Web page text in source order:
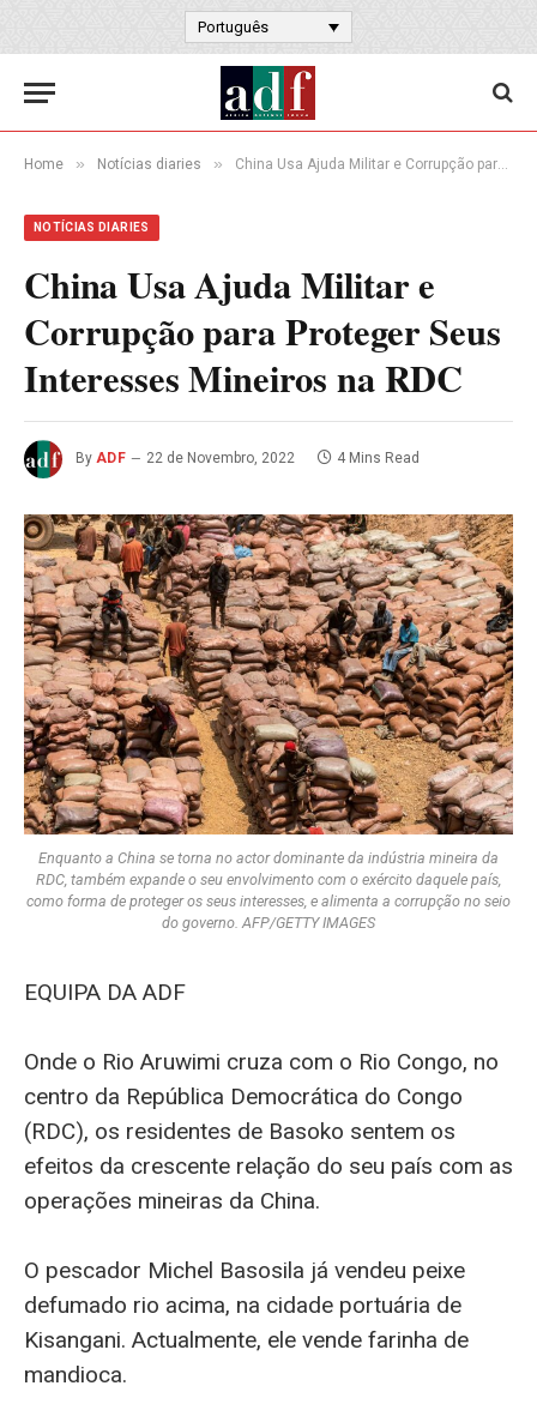
Português
Home » Notícias diaries » China Usa Ajuda Militar e Corrupção para Proteger Seus Interesses Mineiros na RDC
NOTÍCIAS DIARIES
China Usa Ajuda Militar e
Corrupção para Proteger Seus
Interesses Mineiros na RDC
By ADF 22 de Novembro, 2022 4 Mins Read
Enquanto a China se torna no actor dominante da indústria mineira da
RDC, também expande o seu envolvimento com o exército daquele país,
como forma de proteger os seus interesses, e alimenta a corrupção no seio
do governo. AFP/GETTY IMAGES
EQUIPA DA ADF
Onde o Rio Aruwimi cruza com o Rio Congo, no
centro da República Democrática do Congo
(RDC), os residentes de Basoko sentem os
efeitos da crescente relação do seu país com as
operações mineiras da China.
O pescador Michel Basosila já vendeu peixe
defumado rio acima, na cidade portuária de
Kisangani. Actualmente, ele vende farinha de
mandioca.